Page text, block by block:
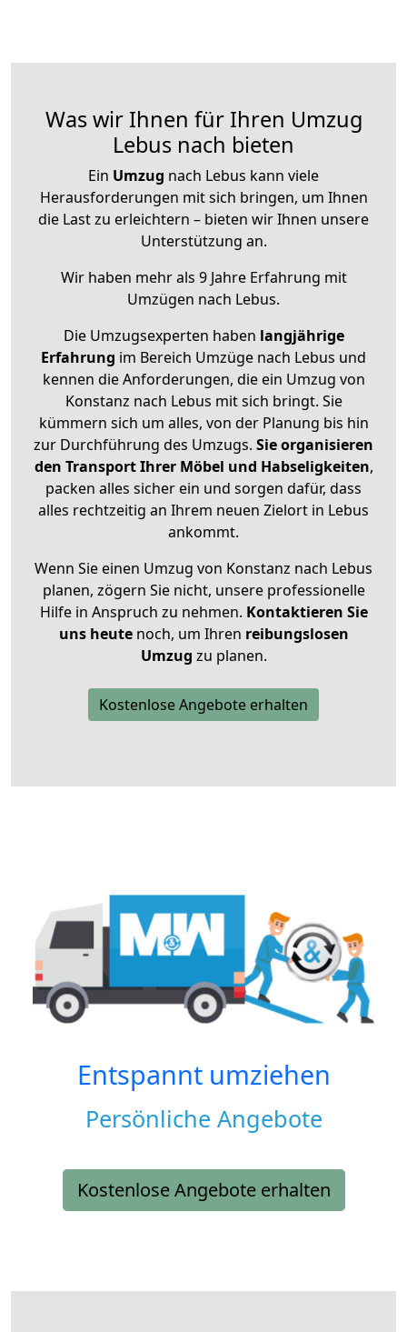
Was wir Ihnen für Ihren Umzug
Lebus nach bieten
Ein Umzug nach Lebus kann viele
Herausforderungen mit sich bringen, um Ihnen
die Last zu erleichtern – bieten wir Ihnen unsere
Unterstützung an.
Wir haben mehr als 9 Jahre Erfahrung mit
Umzügen nach Lebus.
Die Umzugsexperten haben langjährige
Erfahrung im Bereich Umzüge nach Lebus und
kennen die Anforderungen, die ein Umzug von
Konstanz nach Lebus mit sich bringt. Sie
kümmern sich um alles, von der Planung bis hin
zur Durchführung des Umzugs. Sie organisieren
den Transport Ihrer Möbel und Habseligkeiten,
packen alles sicher ein und sorgen dafür, dass
alles rechtzeitig an Ihrem neuen Zielort in Lebus
ankommt.
Wenn Sie einen Umzug von Konstanz nach Lebus
planen, zögern Sie nicht, unsere professionelle
Hilfe in Anspruch zu nehmen. Kontaktieren Sie
uns heutenoch, um Ihren reibungslosen
Umzug zu planen.
Kostenlose Angebote erhalten
Entspannt umziehen
Persönliche Angebote
Kostenlose Angebote erhalten